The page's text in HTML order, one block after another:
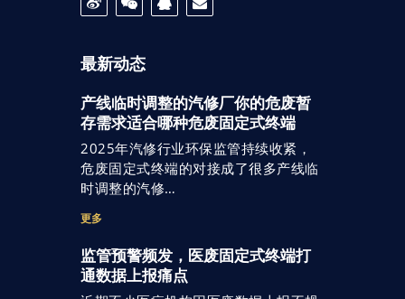
最新动态
产线临时调整的汽修厂你的危废暂
存需求适合哪种危废固定式终端
2025年汽修行业环保监管持续收紧，
危废固定式终端的对接成了很多产线临
时调整的汽修…
更多
监管预警频发，医废固定式终端打
通数据上报痛点